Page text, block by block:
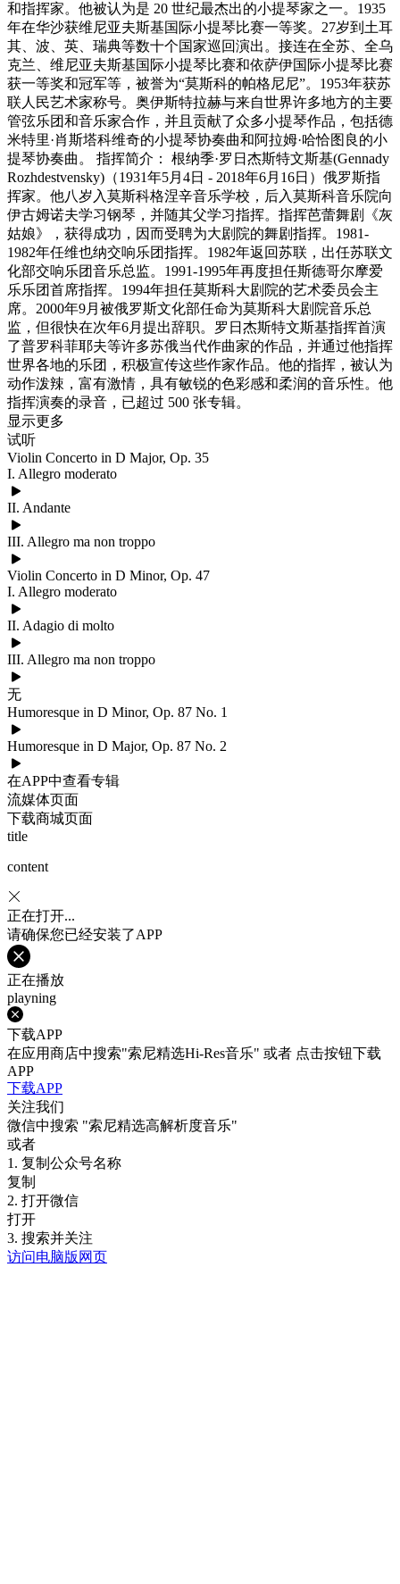
和指挥家。他被认为是 20 世纪最杰出的小提琴家之一。1935
年在华沙获维尼亚夫斯基国际小提琴比赛一等奖。27岁到土耳
其、波、英、瑞典等数十个国家巡回演出。接连在全苏、全乌
克兰、维尼亚夫斯基国际小提琴比赛和依萨伊国际小提琴比赛
获一等奖和冠军等，被誉为“莫斯科的帕格尼尼”。1953年获苏
联人民艺术家称号。奥伊斯特拉赫与来自世界许多地方的主要
管弦乐团和音乐家合作，并且贡献了众多小提琴作品，包括德
米特里·肖斯塔科维奇的小提琴协奏曲和阿拉姆·哈恰图良的小
提琴协奏曲。 指挥简介： 根纳季·罗日杰斯特文斯基(Gennady
Rozhdestvensky)（1931年5月4日 - 2018年6月16日）俄罗斯指
挥家。他八岁入莫斯科格涅辛音乐学校，后入莫斯科音乐院向
伊古姆诺夫学习钢琴，并随其父学习指挥。指挥芭蕾舞剧《灰
姑娘》，获得成功，因而受聘为大剧院的舞剧指挥。1981-
1982年任维也纳交响乐团指挥。1982年返回苏联，出任苏联文
化部交响乐团音乐总监。1991-1995年再度担任斯德哥尔摩爱
乐乐团首席指挥。1994年担任莫斯科大剧院的艺术委员会主
席。2000年9月被俄罗斯文化部任命为莫斯科大剧院音乐总
监，但很快在次年6月提出辞职。罗日杰斯特文斯基指挥首演
了普罗科菲耶夫等许多苏俄当代作曲家的作品，并通过他指挥
世界各地的乐团，积极宣传这些作家作品。他的指挥，被认为
动作泼辣，富有激情，具有敏锐的色彩感和柔润的音乐性。他
指挥演奏的录音，已超过 500 张专辑。
显示更多
试听
Violin Concerto in D Major, Op. 35
I. Allegro moderato
II. Andante
III. Allegro ma non troppo
Violin Concerto in D Minor, Op. 47
I. Allegro moderato
II. Adagio di molto
III. Allegro ma non troppo
无
Humoresque in D Minor, Op. 87 No. 1
Humoresque in D Major, Op. 87 No. 2
在APP中查看专辑
流媒体页面
下载商城页面
title
content
正在打开...
请确保您已经安装了APP
正在播放
playning
下载APP
在应用商店中搜索"索尼精选Hi-Res音乐" 或者 点击按钮下载
APP
下载APP
关注我们
微信中搜索 "索尼精选高解析度音乐"
或者
1. 复制公众号名称
复制
2. 打开微信
打开
3. 搜索并关注
访问电脑版网页